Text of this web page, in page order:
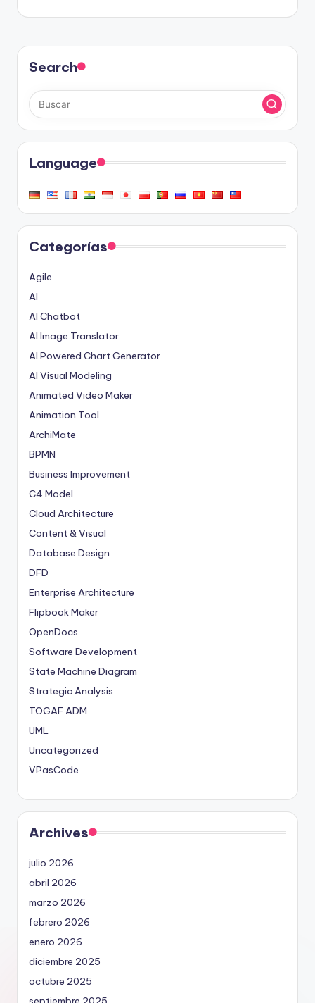
Search
Language
Categorías
Agile
AI
AI Chatbot
AI Image Translator
AI Powered Chart Generator
AI Visual Modeling
Animated Video Maker
Animation Tool
ArchiMate
BPMN
Business Improvement
C4 Model
Cloud Architecture
Content & Visual
Database Design
DFD
Enterprise Architecture
Flipbook Maker
OpenDocs
Software Development
State Machine Diagram
Strategic Analysis
TOGAF ADM
UML
Uncategorized
VPasCode
Archives
julio 2026
abril 2026
marzo 2026
febrero 2026
enero 2026
diciembre 2025
octubre 2025